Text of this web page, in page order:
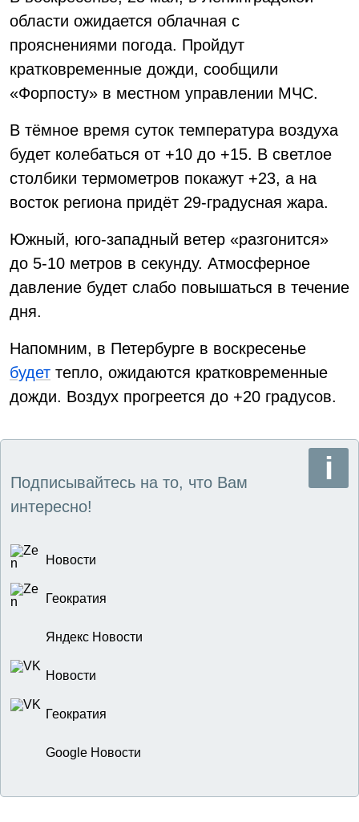
области ожидается облачная с
прояснениями погода. Пройдут
кратковременные дожди, сообщили
«Форпосту» в местном управлении МЧС.
В тёмное время суток температура воздуха
будет колебаться от +10 до +15. В светлое
столбики термометров покажут +23, а на
восток региона придёт 29-градусная жара.
Южный, юго-западный ветер «разгонится»
до 5-10 метров в секунду. Атмосферное
давление будет слабо повышаться в течение
дня.
Напомним, в Петербурге в воскресенье
будет тепло, ожидаются кратковременные
дожди. Воздух прогреется до +20 градусов.
Подписывайтесь на то, что Вам
интересно!
Новости
Геократия
Яндекс Новости
Новости
Геократия
Google Новости